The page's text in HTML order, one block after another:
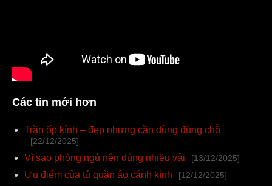
Các tin mới hơn
Trần ốp kính – đẹp nhưng cần dùng đúng chỗ
[22/12/2025]
Vì sao phòng ngủ nên dùng nhiều vải [13/12/2025]
Ưu điểm của tủ quần áo cánh kính [12/12/2025]